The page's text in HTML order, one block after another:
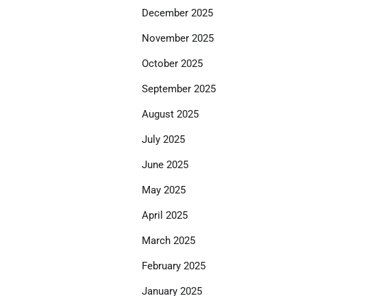
December 2025
November 2025
October 2025
September 2025
August 2025
July 2025
June 2025
May 2025
April 2025
March 2025
February 2025
January 2025